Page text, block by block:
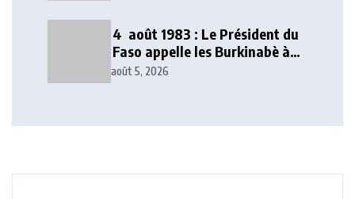
4 août 1983 : Le Président du
Faso appelle les Burkinabè à
poursuivre l’idéal
août 5, 2026